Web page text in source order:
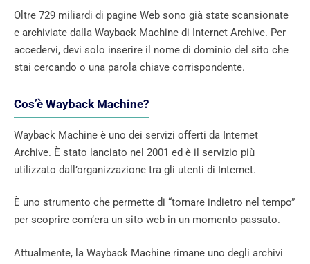
Oltre 729 miliardi di pagine Web sono già state scansionate
e archiviate dalla Wayback Machine di Internet Archive. Per
accedervi, devi solo inserire il nome di dominio del sito che
stai cercando o una parola chiave corrispondente.
Cos’è Wayback Machine?
Wayback Machine è uno dei servizi offerti da Internet
Archive. È stato lanciato nel 2001 ed è il servizio più
utilizzato dall’organizzazione tra gli utenti di Internet.
È uno strumento che permette di “tornare indietro nel tempo”
per scoprire com’era un sito web in un momento passato.
Attualmente, la Wayback Machine rimane uno degli archivi